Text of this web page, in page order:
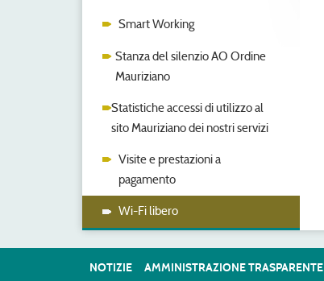
Smart Working
Stanza del silenzio AO Ordine
Mauriziano
Statistiche accessi di utilizzo al
sito Mauriziano dei nostri servizi
Visite e prestazioni a
pagamento
Wi-Fi libero
NOTIZIE AMMINISTRAZIONE TRASPARENTE